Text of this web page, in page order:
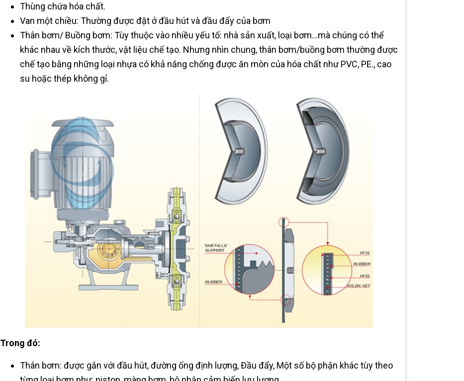
Thùng chứa hóa chất.
Van một chiều: Thường được đặt ở đầu hút và đầu đẩy của bơm
Thân bơm/ Buồng bơm: Tùy thuộc vào nhiều yếu tố: nhà sản xuất, loại bơm…mà chúng có thể
khác nhau về kích thước, vật liệu chế tạo. Nhưng nhìn chung, thân bơm/buồng bơm thường được
chế tạo bằng những loại nhựa có khả nắng chống được ăn mòn của hóa chất như PVC, PE., cao
su hoặc thép không gỉ.
Trong đó:
Thân bơm: được gắn với đầu hút, đường ống định lượng, Đầu đẩy, Một số bộ phận khác tùy theo